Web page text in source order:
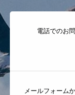
電話でのお
メールフォーム